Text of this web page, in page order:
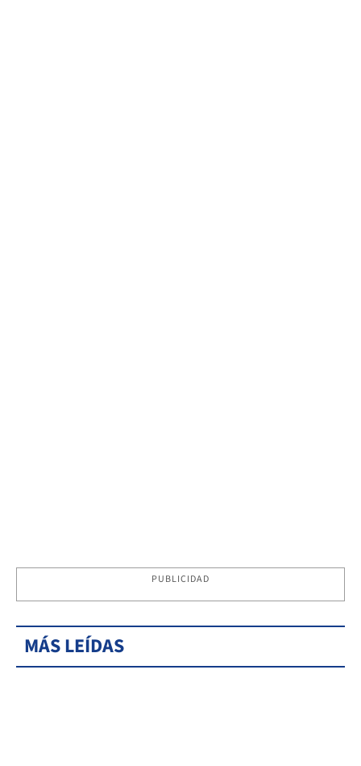
PUBLICIDAD
MÁS LEÍDAS